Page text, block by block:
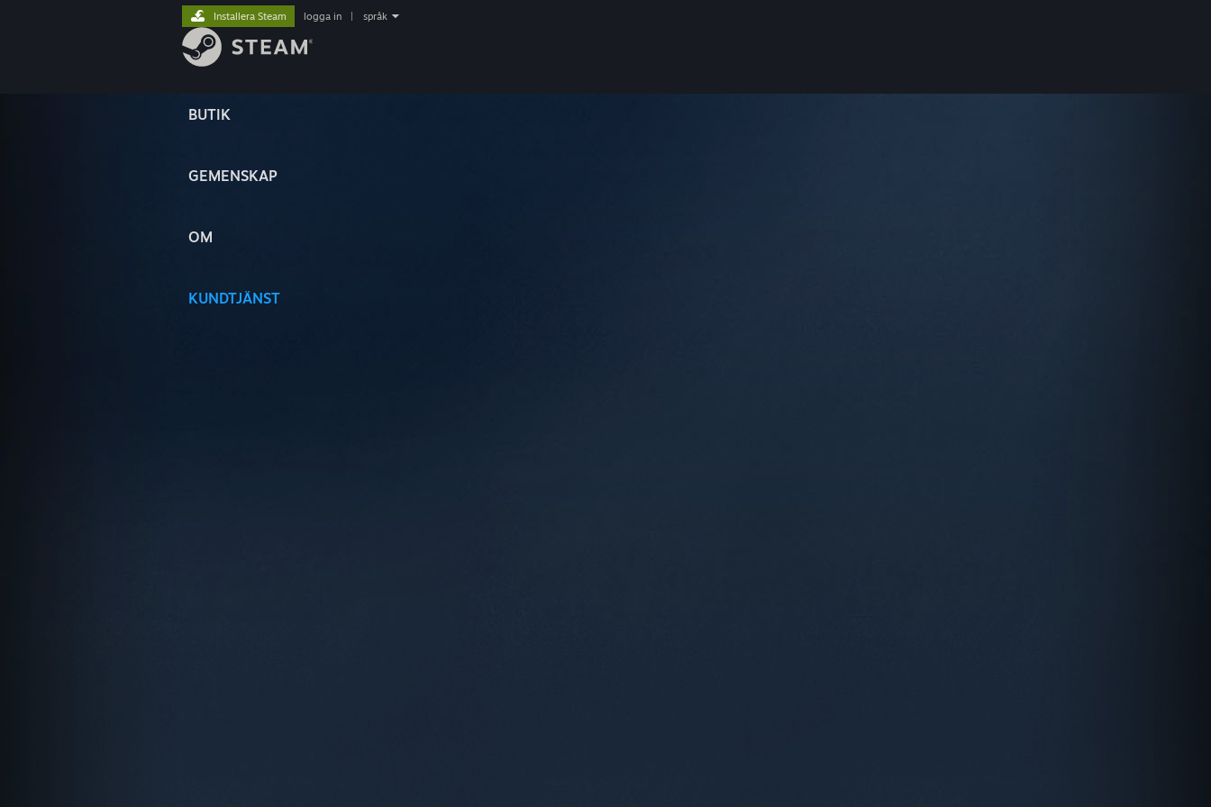
BUTIK
GEMENSKAP
OM
KUNDTJÄNST
Installera Steam logga in språk